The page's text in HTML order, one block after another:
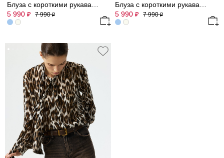
Блуза с короткими рукавами
5 990 ₽ 7 990₽
Блуза с короткими рукавами
5 990 ₽ 7 990₽